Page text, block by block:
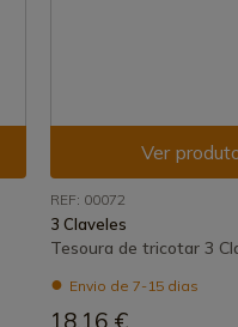
Ver
REF: 00072
3 Claveles
Tesoura de tricotar 3
Envio de 7-15 dias
18,16 €